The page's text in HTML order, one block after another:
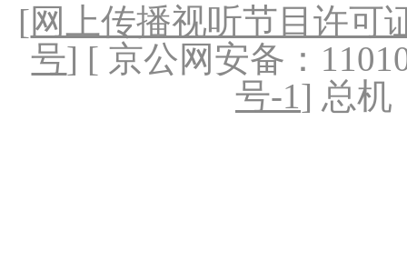
[网上传播视听节目许可
号] [ 京公网安备：
号-1] 总机